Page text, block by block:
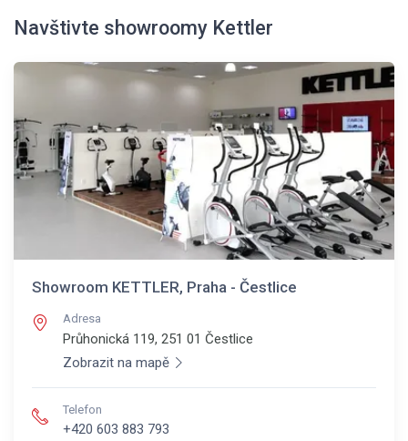
Navštivte showroomy Kettler
Showroom KETTLER, Praha - Čestlice
Adresa
Průhonická 119, 251 01 Čestlice
Zobrazit na mapě
Telefon
+420 603 883 793